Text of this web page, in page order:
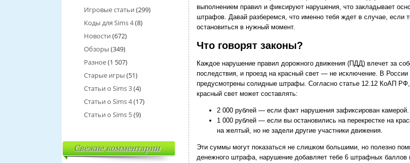
выполнением правил и фиксируют нарушения, что закладывает
штрафов. Давай разберемся, что именно тебя ждет в случае, если
остановиться в нужный момент.
Что говорят законы?
Каждое нарушение правил дорожного движения (ПДД) влечет за
последствия, и проезд на красный свет — не исключение. В России
предусмотрены солидные штрафы. Согласно статье 12.12 КоАП
красный свет может составлять:
2 000 рублей — если факт нарушения зафиксирован камерой.
1 000 рублей — если вы остановились на перекрестке на
на желтый, но не задели другие участники движения.
Эти суммы могут показаться не слишком большими, но полезно
денежного штрафа, нарушение добавляет тебе 6 штрафных баллов
Игровые статьи (299)
Коды для Sims 4(8)
Новости (672)
Обзоры (349)
Разное(1 507)
Старые игры (51)
Статьи о Sims 3(4)
Статьи о Sims 4(17)
Статьи о Sims 5(9)
Свежие комментарии